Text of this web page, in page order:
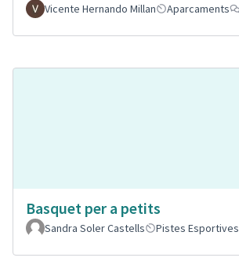
Vicente Hernando Millan Aparcaments
Basquet per a petits
Sandra Soler Castells
Pistes Esportives